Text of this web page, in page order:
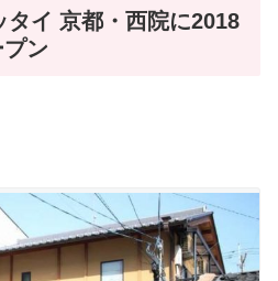
タイ 京都・西院に2018
ン